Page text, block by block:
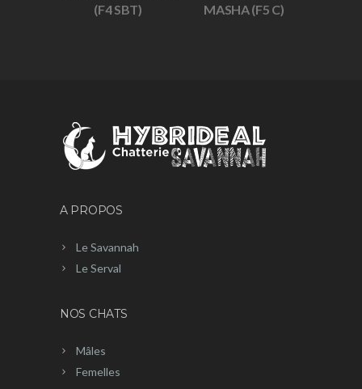
(F4 SBT)
MASHA (F5 C)
A PROPOS
Le Savannah
Le Serval
NOS CHATS
Mâles
Femelles